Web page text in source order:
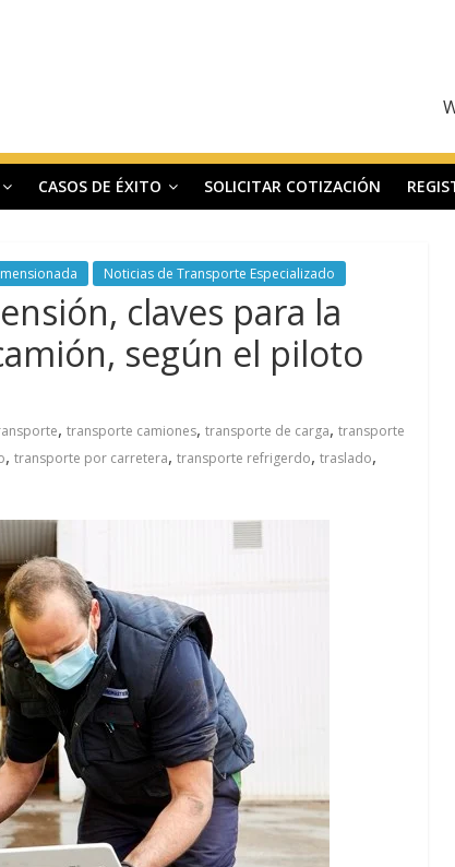
CASOS DE ÉXITO SOLICITAR COTIZACIÓN
Noticias de Transporte Especializado
claves para la
según el piloto
, transporte camiones, transporte de carga, transporte
, transporte por carretera, transporte refrigerdo, traslado,